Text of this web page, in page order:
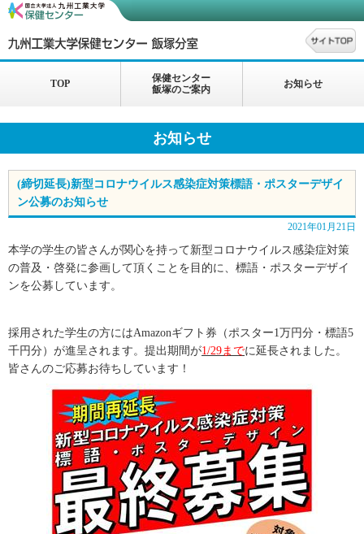
TOP
保健センター
飯塚のご案内
お知らせ
お知らせ
(締切延長)新型コロナウイルス感染症対策標語・ポスターデザイ
ン公募のお知らせ
2021年01月21日
本学の学生の皆さんが関心を持って新型コロナウイルス感染症対策
の普及・啓発に参画して頂くことを目的に、標語・ポスターデザイ
ンを公募しています。
採用された学生の方にはAmazonギフト券（ポスター1万円分・標語5
千円分）が進呈されます。提出期間が1/29までに延長されました。
皆さんのご応募お待ちしています！